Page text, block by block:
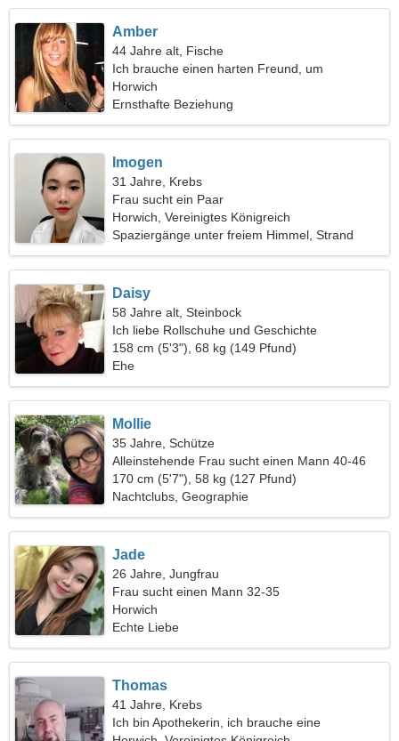
Amber
44 Jahre alt, Fische
Ich brauche einen harten Freund, um
zusammen zu kochen
Horwich
Ernsthafte Beziehung
Imogen
31 Jahre, Krebs
Frau sucht ein Paar
Horwich, Vereinigtes Königreich
Spaziergänge unter freiem Himmel, Strand
Daisy
58 Jahre alt, Steinbock
Ich liebe Rollschuhe und Geschichte
158 cm (5'3"), 68 kg (149 Pfund)
Ehe
Mollie
35 Jahre, Schütze
Alleinstehende Frau sucht einen Mann 40-46
170 cm (5'7"), 58 kg (127 Pfund)
Nachtclubs, Geographie
Jade
26 Jahre, Jungfrau
Frau sucht einen Mann 32-35
Horwich
Echte Liebe
Thomas
41 Jahre, Krebs
Ich bin Apothekerin, ich brauche eine